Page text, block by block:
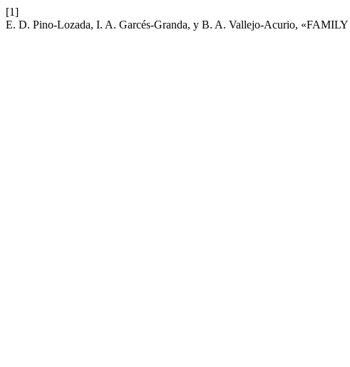
[1]
E. D. Pino-Lozada, I. A. Garcés-Granda, y B. A. Vallejo-Acurio,